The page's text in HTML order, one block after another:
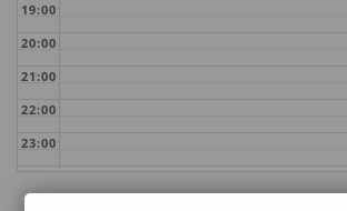
19:00
20:00
21:00
22:00
23:00